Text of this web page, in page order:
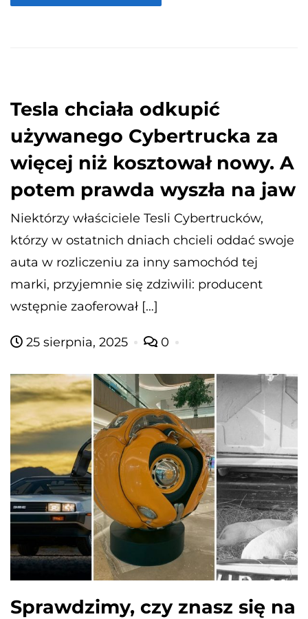
Tesla chciała odkupić
używanego Cybertrucka za
więcej niż kosztował nowy. A
potem prawda wyszła na jaw
Niektórzy właściciele Tesli Cybertrucków,
którzy w ostatnich dniach chcieli oddać swoje
auta w rozliczeniu za inny samochód tej
marki, przyjemnie się zdziwili: producent
wstępnie zaoferował […]
25 sierpnia, 2025 0
Sprawdzimy, czy znasz się na